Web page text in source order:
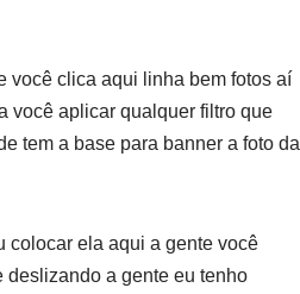
você clica aqui linha bem fotos aí
você aplicar qualquer filtro que
tem a base para banner a foto da
colocar ela aqui a gente você
deslizando a gente eu tenho